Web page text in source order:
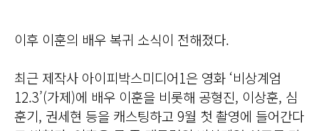
이후 이훈의 배우 복귀 소식이 전해졌다.
최근 제작사 아이피박스미디어1은 영화 ‘비상계엄
12.3’(가제)에 배우 이훈을 비롯해 공형진, 이상훈, 심
훈기, 권세현 등을 캐스팅하고 9월 첫 촬영에 들어간다